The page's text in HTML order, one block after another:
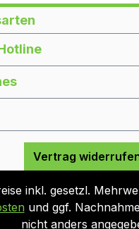
Vertrag
inkl. gesetzl.
und ggf.
nicht anders